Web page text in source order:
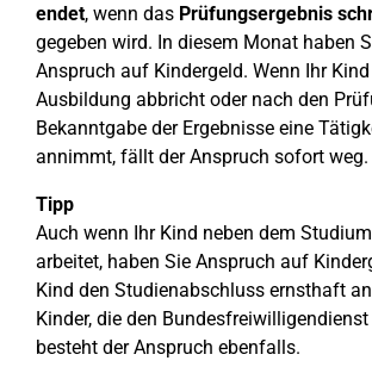
endet, wenn das Prüfungsergebnis
gegeben wird. In diesem Monat haben
Anspruch auf Kindergeld. Wenn Ihr
Ausbildung abbricht oder nach den
Bekanntgabe der Ergebnisse eine
annimmt, fällt der Anspruch sofort weg.
Tipp
Auch wenn Ihr Kind neben dem
arbeitet, haben Sie Anspruch auf
Kind den Studienabschluss ernsthaft
Kinder, die den
besteht der Anspruch ebenfalls.